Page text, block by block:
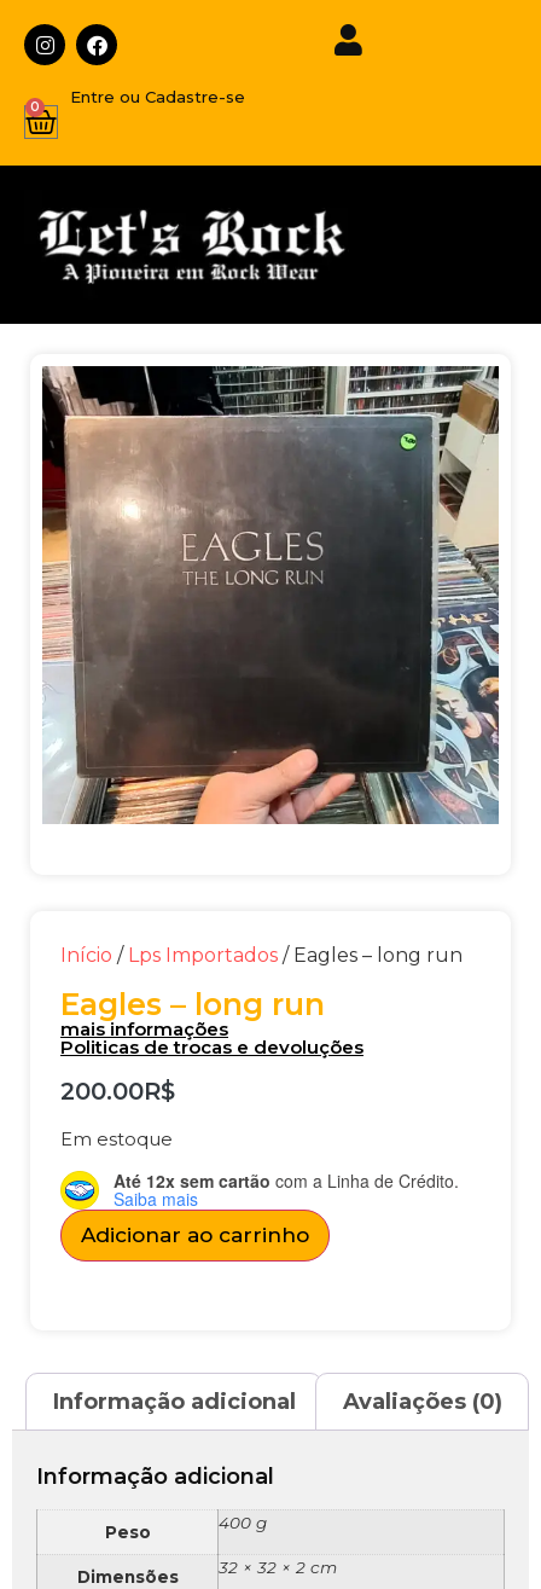
Entre ou Cadastre-se
0
Início / Lps Importados / Eagles – long run
Eagles – long run
mais informações
Politicas de trocas e devoluções
200.00R$
Em estoque
Até 12x sem cartão com a Linha de Crédito.
Saiba mais
Adicionar ao carrinho
Informação adicional Avaliações (0)
Informação adicional
Peso 400 g
Dimensões 32 × 32 × 2 cm